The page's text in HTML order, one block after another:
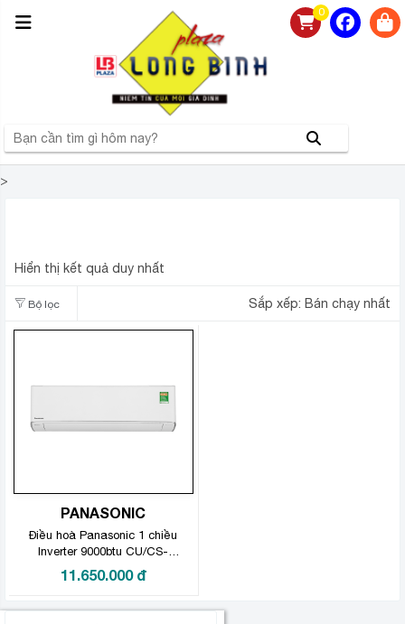
0
>
Hiển thị kết quả duy nhất
Bộ lọc Sắp xếp: Bán chạy nhất
PANASONIC
Điều hoà Panasonic 1 chiều
Inverter 9000btu CU/CS-
XU9ZKH-8
11.650.000 đ